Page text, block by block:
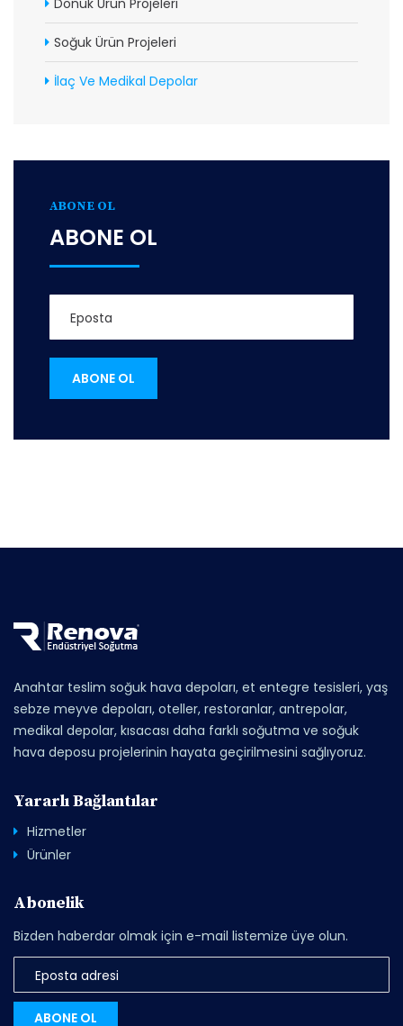
Donuk Ürün Projeleri
Soğuk Ürün Projeleri
İlaç Ve Medikal Depolar
ABONE OL
ABONE OL
Anahtar teslim soğuk hava depoları, et entegre tesisleri, yaş
sebze meyve depoları, oteller, restoranlar, antrepolar,
medikal depolar, kısacası daha farklı soğutma ve soğuk
hava deposu projelerinin hayata geçirilmesini sağlıyoruz.
Yararlı Bağlantılar
Hizmetler
Ürünler
Abonelik
Bizden haberdar olmak için e-mail listemize üye olun.
ABONE OL